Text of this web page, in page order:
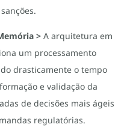
> A arquitetura em
um processamento
drasticamente o tempo
e validação da
de decisões mais ágeis
regulatórias.